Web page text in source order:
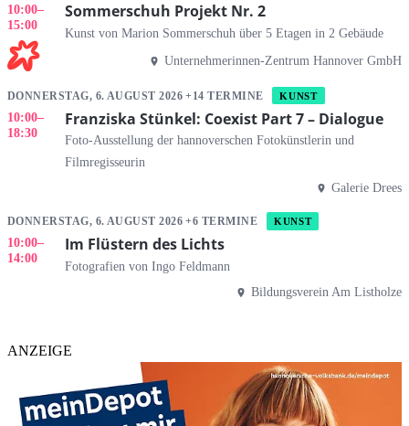
10:00–
15:00
Sommerschuh Projekt Nr. 2
Kunst von Marion Sommerschuh über 5 Etagen in 2 Gebäude
Unternehmerinnen-Zentrum Hannover GmbH
DONNERSTAG, 6. AUGUST 2026 +14 TERMINE KUNST
10:00–
18:30
Franziska Stünkel: Coexist Part 7 – Dialogue
Foto-Ausstellung der hannoverschen Fotokünstlerin und
Filmregisseurin
Galerie Drees
DONNERSTAG, 6. AUGUST 2026 +6 TERMINE KUNST
10:00–
14:00
Im Flüstern des Lichts
Fotografien von Ingo Feldmann
Bildungsverein Am Listholze
ANZEIGE